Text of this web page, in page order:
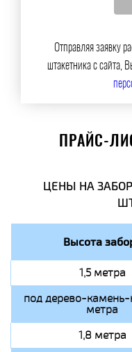
Отправляя заявку
штакетника с сайта,
ПРАЙС-
ЦЕНЫ НА
Высота
1,5 метра
под дерево-камень-
метра
1,8 метра